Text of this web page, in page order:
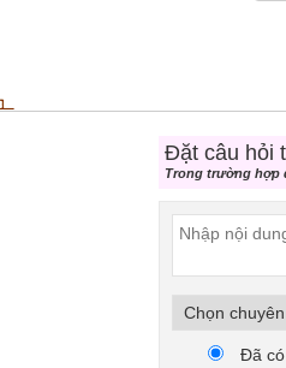
Đặt câu hỏi
Trong trường hợp
Đã